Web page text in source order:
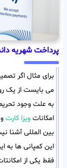
پرداخت شهریه
برای مثال اگر
می بایست از یک
به علت وجود تحریم
امکانات ویزا کارت و
بین المللی آشنا
این کمپانی ها به
فقط یکی از